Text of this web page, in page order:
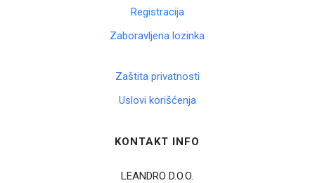
Registracija
Zaboravljena lozinka
Zaštita privatnosti
Uslovi korišćenja
KONTAKT INFO
LEANDRO D.O.O.